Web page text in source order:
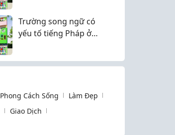
Trường song ngữ có
yếu tố tiếng Pháp ở
Phong Cách Sống
Làm Đẹp
Giao Dịch